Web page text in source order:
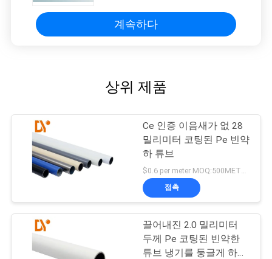
계속하다
상위 제품
Ce 인증 이음새가 없 28
밀리미터 코팅된 Pe 빈약
하 튜브
접촉
끌어내진 2.0 밀리미터
두께 Pe 코팅된 빈약한
튜브 냉기를 둥글게 하세